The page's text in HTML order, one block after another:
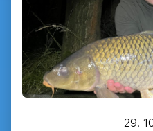
29.